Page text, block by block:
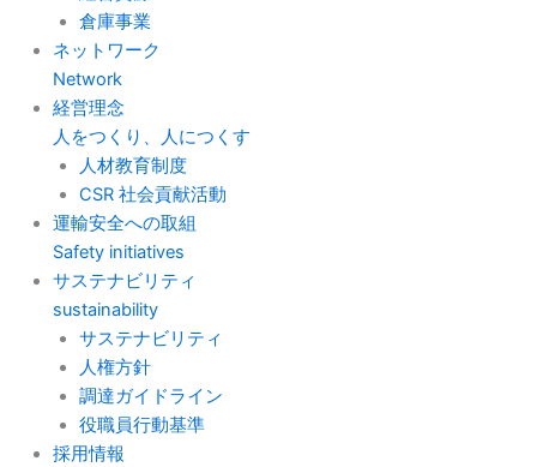
倉庫事業
ネットワーク
Network
経営理念
人をつくり、人につくす
人材教育制度
CSR 社会貢献活動
運輸安全への取組
Safety initiatives
サステナビリティ
sustainability
サステナビリティ
人権方針
調達ガイドライン
役職員行動基準
採用情報